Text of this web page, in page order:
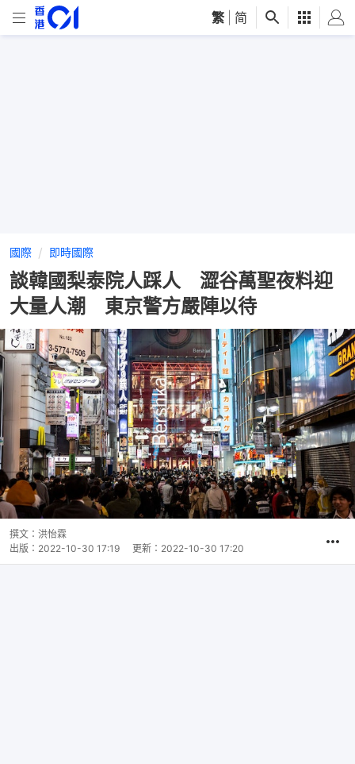
繁 简
國際 即時國際
談韓國梨泰院人踩人 澀谷萬聖夜料迎
大量人潮 東京警方嚴陣以待
撰文： 洪怡霖
出版： 2022-10-30 17:19 更新： 2022-10-30 17:20